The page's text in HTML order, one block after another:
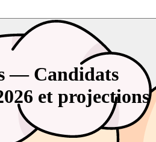
— Candidats
et projections